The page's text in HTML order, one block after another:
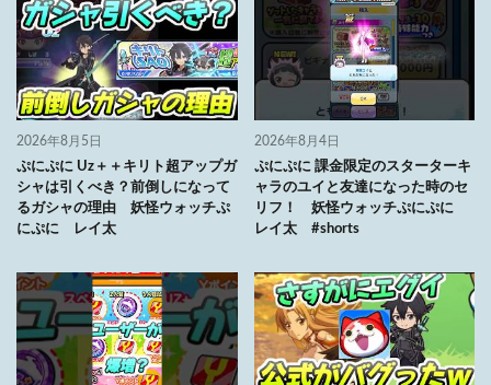
2026年8月5日
ぷにぷに Uz＋＋キリト超アップガ
シャは引くべき？前倒しになって
るガシャの理由 妖怪ウォッチぷ
にぷに レイ太
2026年8月4日
ぷにぷに 課金限定のスターターキ
ャラのユイと友達になった時のセ
リフ！ 妖怪ウォッチぷにぷに
レイ太 #shorts